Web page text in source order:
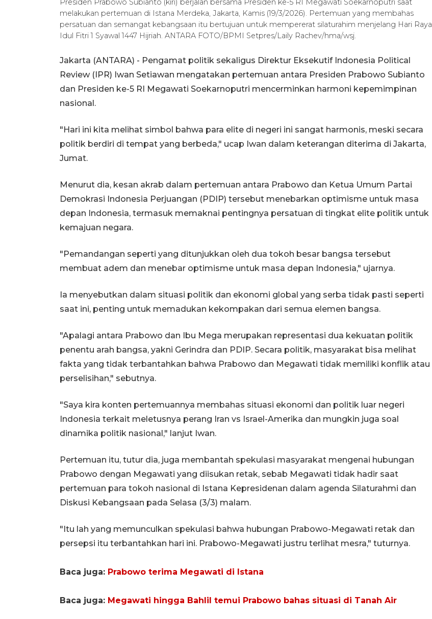
Presiden Prabowo Subianto (kiri) berjalan bersama Presiden ke-5 RI Megawati Soekarnoputri saat
melakukan pertemuan di Istana Merdeka, Jakarta, Kamis (19/3/2026). Pertemuan yang membahas
persatuan dan semangat kebangsaan itu bertujuan untuk mempererat silaturahim menjelang Hari Raya
Idul Fitri 1 Syawal 1447 Hijriah. ANTARA FOTO/BPMI Setpres/Laily Rachev/hma/wsj.
Jakarta (ANTARA) - Pengamat politik sekaligus Direktur Eksekutif Indonesia Political
Review (IPR) Iwan Setiawan mengatakan pertemuan antara Presiden Prabowo Subianto
dan Presiden ke-5 RI Megawati Soekarnoputri mencerminkan harmoni kepemimpinan
nasional.
"Hari ini kita melihat simbol bahwa para elite di negeri ini sangat harmonis, meski secara
politik berdiri di tempat yang berbeda," ucap Iwan dalam keterangan diterima di Jakarta,
Jumat.
Menurut dia, kesan akrab dalam pertemuan antara Prabowo dan Ketua Umum Partai
Demokrasi Indonesia Perjuangan (PDIP) tersebut menebarkan optimisme untuk masa
depan Indonesia, termasuk memaknai pentingnya persatuan di tingkat elite politik untuk
kemajuan negara.
"Pemandangan seperti yang ditunjukkan oleh dua tokoh besar bangsa tersebut
membuat adem dan menebar optimisme untuk masa depan Indonesia," ujarnya.
Ia menyebutkan dalam situasi politik dan ekonomi global yang serba tidak pasti seperti
saat ini, penting untuk memadukan kekompakan dari semua elemen bangsa.
"Apalagi antara Prabowo dan Ibu Mega merupakan representasi dua kekuatan politik
penentu arah bangsa, yakni Gerindra dan PDIP. Secara politik, masyarakat bisa melihat
fakta yang tidak terbantahkan bahwa Prabowo dan Megawati tidak memiliki konflik atau
perselisihan," sebutnya.
"Saya kira konten pertemuannya membahas situasi ekonomi dan politik luar negeri
Indonesia terkait meletusnya perang Iran vs Israel-Amerika dan mungkin juga soal
dinamika politik nasional," lanjut Iwan.
Pertemuan itu, tutur dia, juga membantah spekulasi masyarakat mengenai hubungan
Prabowo dengan Megawati yang diisukan retak, sebab Megawati tidak hadir saat
pertemuan para tokoh nasional di Istana Kepresidenan dalam agenda Silaturahmi dan
Diskusi Kebangsaan pada Selasa (3/3) malam.
"Itu lah yang memunculkan spekulasi bahwa hubungan Prabowo-Megawati retak dan
persepsi itu terbantahkan hari ini. Prabowo-Megawati justru terlihat mesra," tuturnya.
Baca juga: Prabowo terima Megawati di Istana
Baca juga: Megawati hingga Bahlil temui Prabowo bahas situasi di Tanah Air
22 Juni 2026 11:06